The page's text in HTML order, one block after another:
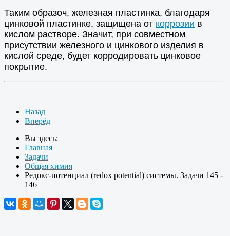
Таким образоч, железная пластинка, благодаря
цинковой пластинке, защищена от коррозии в
кислом растворе. Значит, при совместном
присутствии железного и цинкового изделия в
кислой среде, будет корродировать цинковое
покрытие.
Назад
Вперёд
Вы здесь:
Главная
Задачи
Общая химия
Редокс-потенциал (redox potential) системы. Задачи 145 -
146